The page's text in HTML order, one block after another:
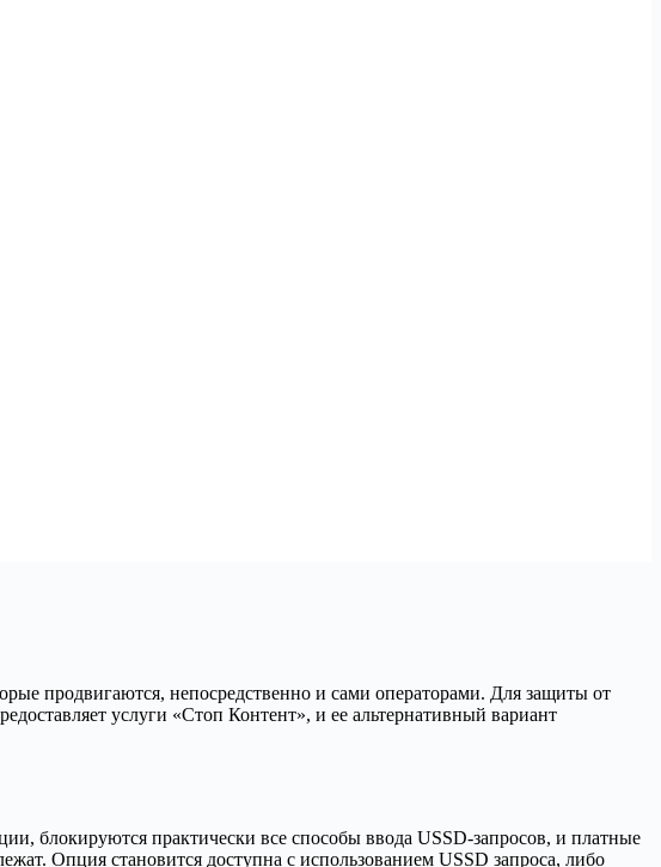
продвигаются, непосредственно и сами операторами. Для защиты от
услуги «Стоп Контент», и ее альтернативный вариант
блокируются практически все способы ввода USSD-запросов, и платные
Опция становится доступна с использованием USSD запроса, либо